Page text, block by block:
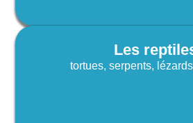
Les
tortues, serpents,